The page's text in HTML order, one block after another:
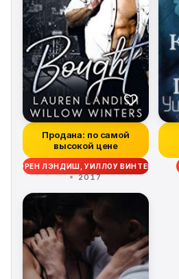
Продана: по самой
высокой цене
ЛОРЕН ЛЭНДИШ, УИЛЛОУ ВИНТЕРС
2017